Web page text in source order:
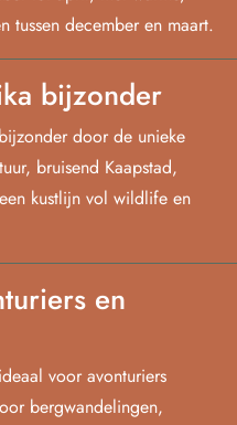
tussen december en maart.
bijzonder
door de unieke
bruisend Kaapstad,
kustlijn vol wildlife en
en
voor avonturiers
bergwandelingen,